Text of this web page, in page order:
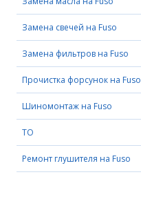
Замена свечей на Fuso
Замена фильтров на Fuso
Прочистка форсунок на Fuso
Шиномонтаж на Fuso
ТО
Ремонт глушителя на Fuso